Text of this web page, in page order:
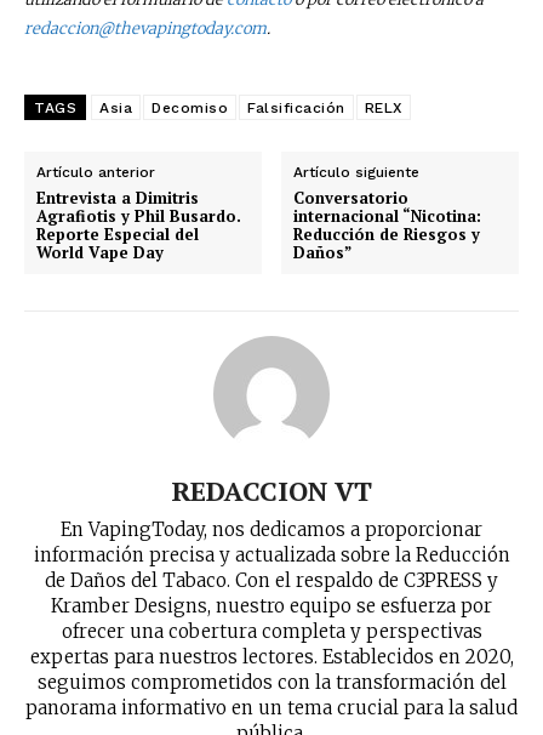
redaccion@thevapingtoday.com.
TAGS Asia Decomiso Falsificación RELX
Artículo anterior
Entrevista a Dimitris
Agrafiotis y Phil Busardo.
Reporte Especial del
World Vape Day
Artículo siguiente
Conversatorio
internacional “Nicotina:
Reducción de Riesgos y
Daños”
REDACCION VT
En VapingToday, nos dedicamos a proporcionar
información precisa y actualizada sobre la Reducción
de Daños del Tabaco. Con el respaldo de C3PRESS y
Kramber Designs, nuestro equipo se esfuerza por
ofrecer una cobertura completa y perspectivas
expertas para nuestros lectores. Establecidos en 2020,
seguimos comprometidos con la transformación del
panorama informativo en un tema crucial para la salud